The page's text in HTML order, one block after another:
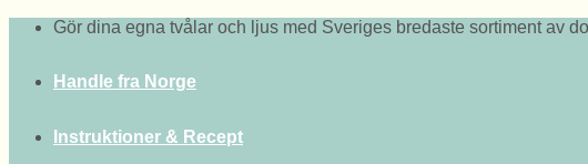
Skip
Gör dina egna tvålar och ljus med Sveriges bredaste sortiment av
Handle fra Norge
Instruktioner & Recept